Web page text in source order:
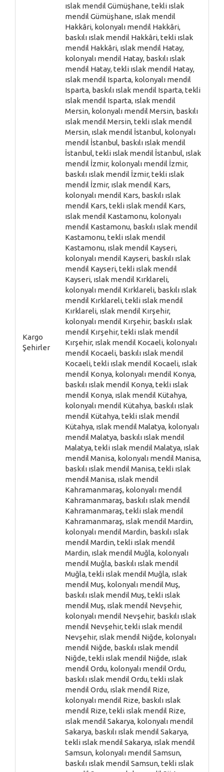
Kargo
Şehirler
ıslak mendil Gümüşhane, tekli ıslak
mendil Gümüşhane, ıslak mendil
Hakkâri, kolonyalı mendil Hakkâri,
baskılı ıslak mendil Hakkâri, tekli ıslak
mendil Hakkâri, ıslak mendil Hatay,
kolonyalı mendil Hatay, baskılı ıslak
mendil Hatay, tekli ıslak mendil Hatay,
ıslak mendil Isparta, kolonyalı mendil
Isparta, baskılı ıslak mendil Isparta, tekli
ıslak mendil Isparta, ıslak mendil
Mersin, kolonyalı mendil Mersin, baskılı
ıslak mendil Mersin, tekli ıslak mendil
Mersin, ıslak mendil İstanbul, kolonyalı
mendil İstanbul, baskılı ıslak mendil
İstanbul, tekli ıslak mendil İstanbul, ıslak
mendil İzmir, kolonyalı mendil İzmir,
baskılı ıslak mendil İzmir, tekli ıslak
mendil İzmir, ıslak mendil Kars,
kolonyalı mendil Kars, baskılı ıslak
mendil Kars, tekli ıslak mendil Kars,
ıslak mendil Kastamonu, kolonyalı
mendil Kastamonu, baskılı ıslak mendil
Kastamonu, tekli ıslak mendil
Kastamonu, ıslak mendil Kayseri,
kolonyalı mendil Kayseri, baskılı ıslak
mendil Kayseri, tekli ıslak mendil
Kayseri, ıslak mendil Kırklareli,
kolonyalı mendil Kırklareli, baskılı ıslak
mendil Kırklareli, tekli ıslak mendil
Kırklareli, ıslak mendil Kırşehir,
kolonyalı mendil Kırşehir, baskılı ıslak
mendil Kırşehir, tekli ıslak mendil
Kırşehir, ıslak mendil Kocaeli, kolonyalı
mendil Kocaeli, baskılı ıslak mendil
Kocaeli, tekli ıslak mendil Kocaeli, ıslak
mendil Konya, kolonyalı mendil Konya,
baskılı ıslak mendil Konya, tekli ıslak
mendil Konya, ıslak mendil Kütahya,
kolonyalı mendil Kütahya, baskılı ıslak
mendil Kütahya, tekli ıslak mendil
Kütahya, ıslak mendil Malatya, kolonyalı
mendil Malatya, baskılı ıslak mendil
Malatya, tekli ıslak mendil Malatya, ıslak
mendil Manisa, kolonyalı mendil Manisa,
baskılı ıslak mendil Manisa, tekli ıslak
mendil Manisa, ıslak mendil
Kahramanmaraş, kolonyalı mendil
Kahramanmaraş, baskılı ıslak mendil
Kahramanmaraş, tekli ıslak mendil
Kahramanmaraş, ıslak mendil Mardin,
kolonyalı mendil Mardin, baskılı ıslak
mendil Mardin, tekli ıslak mendil
Mardin, ıslak mendil Muğla, kolonyalı
mendil Muğla, baskılı ıslak mendil
Muğla, tekli ıslak mendil Muğla, ıslak
mendil Muş, kolonyalı mendil Muş,
baskılı ıslak mendil Muş, tekli ıslak
mendil Muş, ıslak mendil Nevşehir,
kolonyalı mendil Nevşehir, baskılı ıslak
mendil Nevşehir, tekli ıslak mendil
Nevşehir, ıslak mendil Niğde, kolonyalı
mendil Niğde, baskılı ıslak mendil
Niğde, tekli ıslak mendil Niğde, ıslak
mendil Ordu, kolonyalı mendil Ordu,
baskılı ıslak mendil Ordu, tekli ıslak
mendil Ordu, ıslak mendil Rize,
kolonyalı mendil Rize, baskılı ıslak
mendil Rize, tekli ıslak mendil Rize,
ıslak mendil Sakarya, kolonyalı mendil
Sakarya, baskılı ıslak mendil Sakarya,
tekli ıslak mendil Sakarya, ıslak mendil
Samsun, kolonyalı mendil Samsun,
baskılı ıslak mendil Samsun, tekli ıslak